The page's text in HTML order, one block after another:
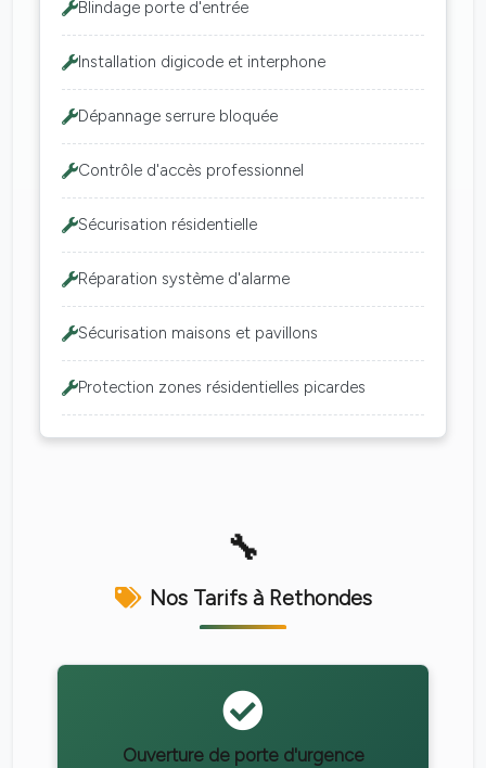
Blindage porte d'entrée
Installation digicode et interphone
Dépannage serrure bloquée
Contrôle d'accès professionnel
Sécurisation résidentielle
Réparation système d'alarme
Sécurisation maisons et pavillons
Protection zones résidentielles picardes
Nos Tarifs à Rethondes
Ouverture de porte d'urgence